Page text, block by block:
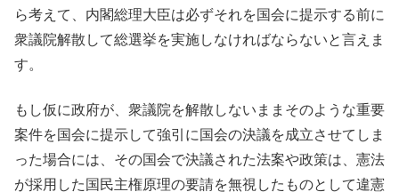
ら考えて、内閣総理大臣は必ずそれを国会に提示する前に
衆議院解散して総選挙を実施しなければならないと言えま
す。
もし仮に政府が、衆議院を解散しないままそのような重要
案件を国会に提示して強引に国会の決議を成立させてしま
った場合には、その国会で決議された法案や政策は、憲法
が採用した国民主権原理の要請を無視したものとして違憲